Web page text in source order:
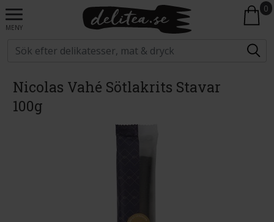
MENY
0
Nicolas Vahé Sötlakrits Stavar
100g